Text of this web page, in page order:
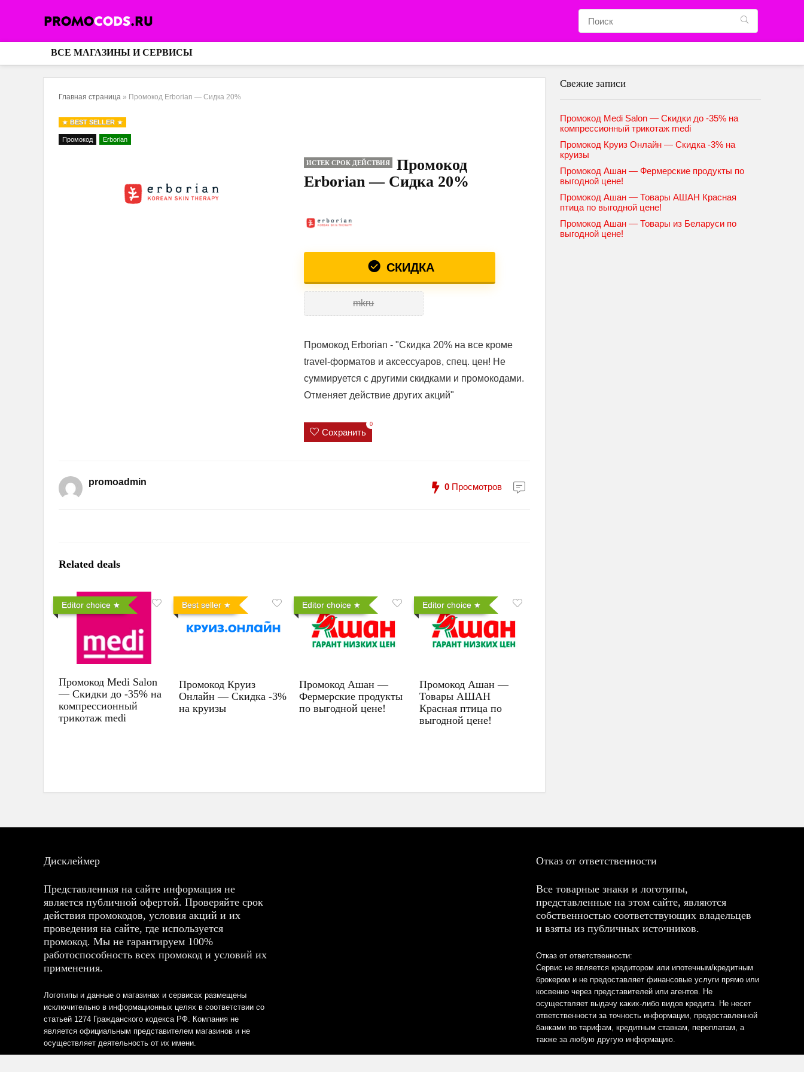
ВСЕ МАГАЗИНЫ И СЕРВИСЫ
Главная страница » Промокод Erborian — Сидка 20%
BEST SELLER
Промокод Erborian
ИСТЕК СРОК ДЕЙСТВИЯ
Промокод
Erborian — Сидка 20%
СКИДКА
mkru
Промокод Erborian - "Скидка 20% на все кроме
travel-форматов и аксессуаров, спец. цен! Не
суммируется с другими скидками и промокодами.
Отменяет действие других акций"
Сохранить
0
promoadmin 0 Просмотров
Related deals
Editor choice
Промокод Medi Salon
— Скидки до -35% на
компрессионный
трикотаж medi
Best seller
Промокод Круиз
Онлайн — Скидка -3%
на круизы
Editor choice
Промокод Ашан —
Фермерские продукты
по выгодной цене!
Editor choice
Промокод Ашан —
Товары АШАН
Красная птица по
выгодной цене!
Свежие записи
Промокод Medi Salon — Скидки до -35% на
компрессионный трикотаж medi
Промокод Круиз Онлайн — Скидка -3% на
круизы
Промокод Ашан — Фермерские продукты по
выгодной цене!
Промокод Ашан — Товары АШАН Красная
птица по выгодной цене!
Промокод Ашан — Товары из Беларуси по
выгодной цене!
Дисклеймер
Представленная на сайте информация не
является публичной офертой. Проверяйте срок
действия промокодов, условия акций и их
проведения на сайте, где используется
промокод. Мы не гарантируем 100%
работоспособность всех промокод и условий их
применения.
Логотипы и данные о магазинах и сервисах размещены
исключительно в информационных целях в соответствии со
статьей 1274 Гражданского кодекса РФ. Компания не
является официальным представителем магазинов и не
осуществляет деятельность от их имени.
Отказ от ответственности
Все товарные знаки и логотипы,
представленные на этом сайте, являются
собственностью соответствующих владельцев
и взяты из публичных источников.
Отказ от ответственности:
Сервис не является кредитором или ипотечным/кредитным
брокером и не предоставляет финансовые услуги прямо или
косвенно через представителей или агентов. Не
осуществляет выдачу каких-либо видов кредита. Не несет
ответственности за точность информации, предоставленной
банками по тарифам, кредитным ставкам, переплатам, а
также за любую другую информацию.